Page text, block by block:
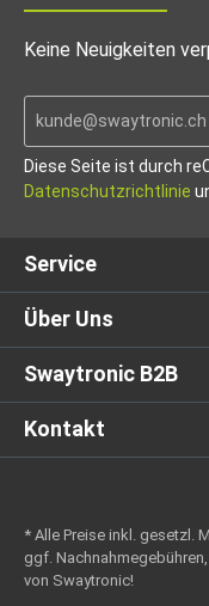
Keine Neuigkeiten
Diese Seite ist durch
Datenschutzrichtlinie
Service
Über Uns
Swaytronic B2B
Kontakt
* Alle Preise inkl. gesetzl.
ggf.
von Swaytronic!